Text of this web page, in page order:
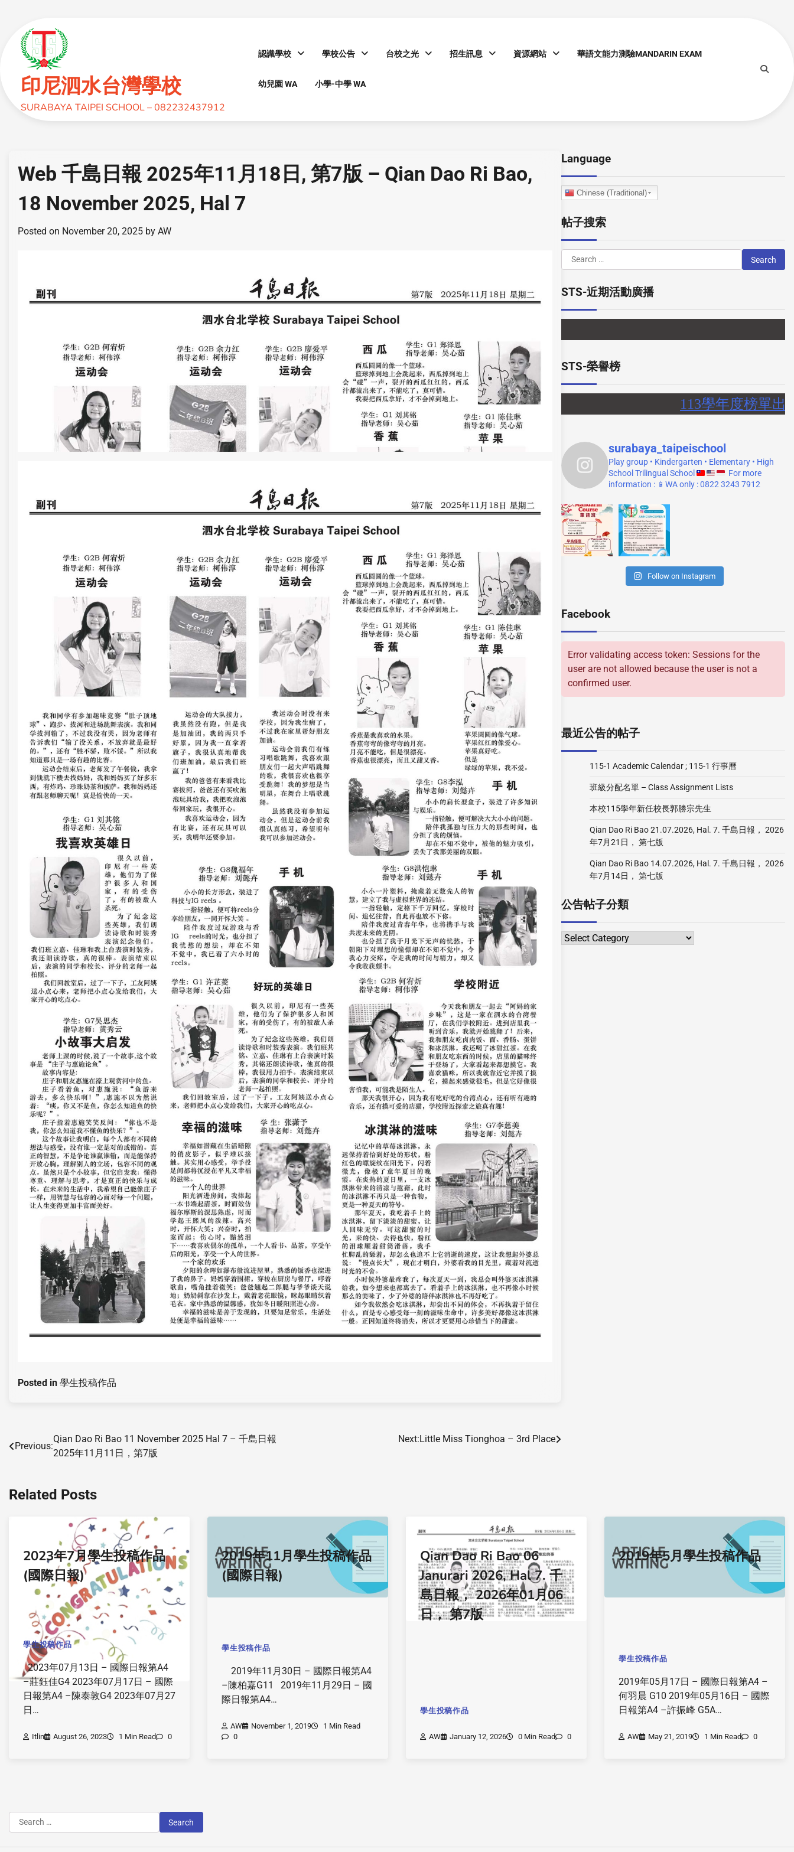
印尼泗水台灣學校
SURABAYA TAIPEI SCHOOL – 082232437912
認識學校 學校公告 台校之光 招生訊息 資源網站 華語文能力測驗MANDARIN EXAM
幼兒園 WA 小學-中學 WA
Web 千島日報 2025年11月18日, 第7版 – Qian Dao Ri Bao,
18 November 2025, Hal 7
Posted on November 20, 2025 by AW
Posted in 學生投稿作品
Previous:
Qian Dao Ri Bao 11 November 2025 Hal 7 – 千島日報
2025年11月11日，第7版
Next:Little Miss Tionghoa – 3rd Place
Language
Chinese (Traditional)
帖子搜索
STS-近期活動廣播
STS-榮譽榜
113學年度榜單出爐
surabaya_taipeischool
Play group • Kindergarten • Elementary • High
School Trilingual School
For more
information :📱WA only : 0822 3243 7912
Follow on Instagram
Facebook
Error validating access token: Sessions for the
user are not allowed because the user is not a
confirmed user.
最近公告的帖子
115-1 Academic Calendar ; 115-1 行事曆
班級分配名單 – Class Assignment Lists
本校115學年新任校長郭勝宗先生
Qian Dao Ri Bao 21.07.2026, Hal. 7. 千島日報， 2026
年7月21日， 第七版
Qian Dao Ri Bao 14.07.2026, Hal. 7. 千島日報， 2026
年7月14日， 第七版
公告帖子分類
Related Posts
2023年7月學生投稿作品
(國際日報)
學生投稿作品
2023年07月13日 – 國際日報第A4
–莊鈺佳G4 2023年07月17日 – 國際
日報第A4 –陳泰敦G4 2023年07月27
日…
Itlin August 26, 2023 1 Min Read 0
2019年11月學生投稿作品
(國際日報)
學生投稿作品
2019年11月30日 – 國際日報第A4
–陳柏嘉G11 2019年11月29日 – 國
際日報第A4…
AW November 1, 2019
1 Min Read
0
Qian Dao Ri Bao 06
Janurari 2026, Hal 7. 千
島日報， 2026年01月06
日， 第7版
學生投稿作品
AW January 12, 2026 0 Min Read 0
2019年5月學生投稿作品
學生投稿作品
2019年05月17日 – 國際日報第A4 –
何羽晨 G10 2019年05月16日 – 國際
日報第A4 –許振峰 G5A…
AW May 21, 2019 1 Min Read 0